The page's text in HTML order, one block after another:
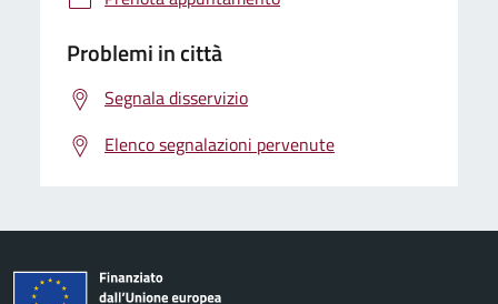
Problemi in città
Segnala disservizio
Elenco segnalazioni pervenute